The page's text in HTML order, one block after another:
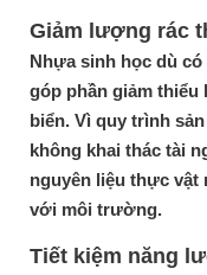
Giảm lượng rác
Nhựa sinh học dù
góp phần giảm
biển. Vì quy trình
không khai thác tài
nguyên liệu thực vật
với môi trường.
Tiết kiệm năng